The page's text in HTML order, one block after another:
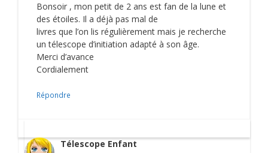
Bonsoir , mon petit de 2 ans est fan de la lune et
des étoiles. Il a déjà pas mal de
livres que l’on lis régulièrement mais je recherche
un télescope d’initiation adapté à son âge.
Merci d’avance
Cordialement
Répondre
Télescope Enfant